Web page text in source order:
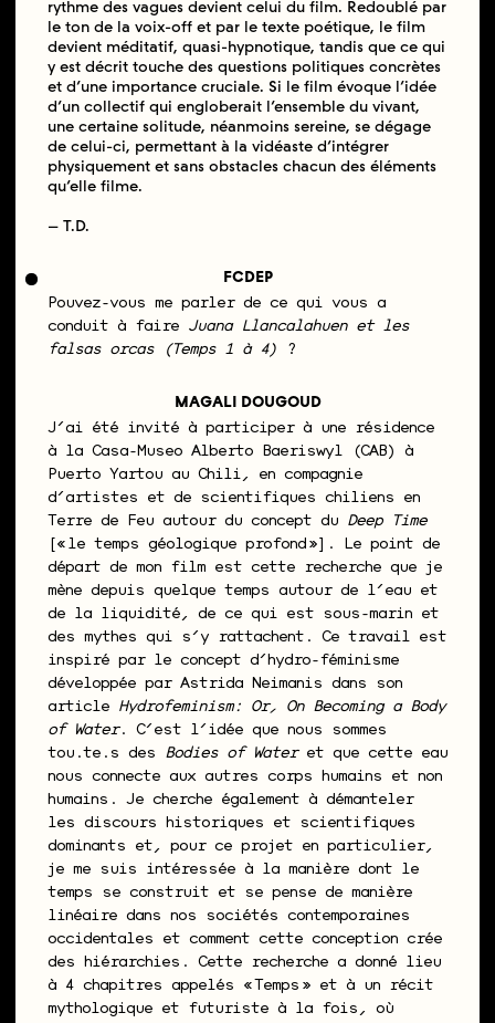
rythme des vagues devient celui du film. Redoublé par
le ton de la voix-off et par le texte poétique, le film
devient méditatif, quasi-hypnotique, tandis que ce qui
y est décrit touche des questions politiques concrètes
et d’une importance cruciale. Si le film évoque l’idée
d’un collectif qui engloberait l’ensemble du vivant,
une certaine solitude, néanmoins sereine, se dégage
de celui-ci, permettant à la vidéaste d’intégrer
physiquement et sans obstacles chacun des éléments
qu’elle filme.
– T.D.
FCDEP
Pouvez-vous me parler de ce qui vous a
conduit à faire Juana Llancalahuen et les
falsas orcas (Temps 1 à 4)
?
MAGALI DOUGOUD
J’ai été invité à participer à une résidence
à la Casa-Museo Alberto Baeriswyl (CAB) à
Puerto Yartou au Chili, en compagnie
d’artistes et de scientifiques chiliens en
Terre de Feu autour du concept du Deep Time
[« le temps géologique profond »]. Le point de
départ de mon film est cette recherche que je
mène depuis quelque temps autour de l’eau et
de la liquidité, de ce qui est sous-marin et
des mythes qui s’y rattachent. Ce travail est
inspiré par le concept d’hydro-féminisme
développée par Astrida Neimanis dans son
article Hydrofeminism: Or, On Becoming a Body
of Water. C’est l’idée que nous sommes
tou.te.s des Bodies of Wateret que cette eau
nous connecte aux autres corps humains et non
humains. Je cherche également à démanteler
les discours historiques et scientifiques
dominants et, pour ce projet en particulier,
je me suis intéressée à la manière dont le
temps se construit et se pense de manière
linéaire dans nos sociétés contemporaines
occidentales et comment cette conception crée
des hiérarchies. Cette recherche a donné lieu
à 4 chapitres appelés « Temps » et à un récit
mythologique et futuriste à la fois, où